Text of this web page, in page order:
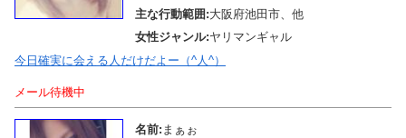
主な行動範囲:大阪府池田市、他
女性ジャンル:ヤリマンギャル
今日確実に会える人だけだよー（^人^）
メール待機中
名前: まぁぉ